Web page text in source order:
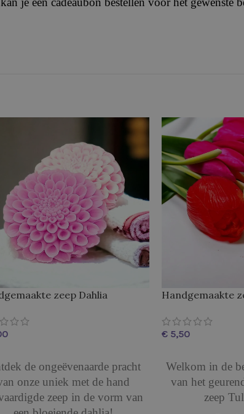
zeep Dahlia
de ongeëvenaarde pracht
onze uniek met de hand
zeep in de vorm van
Handgemaakte
€
Welkom in de
van het
zeep